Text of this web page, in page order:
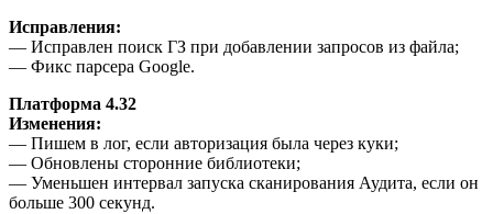
Исправления:
— Исправлен поиск ГЗ при добавлении запросов из файла;
— Фикс парсера Google.
Платформа 4.32
Изменения:
— Пишем в лог, если авторизация была через куки;
— Обновлены сторонние библиотеки;
— Уменьшен интервал запуска сканирования Аудита, если он
больше 300 секунд.